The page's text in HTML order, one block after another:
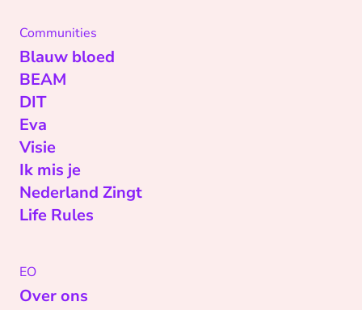
Communities
Blauw bloed
BEAM
DIT
Eva
Visie
Ik mis je
Nederland Zingt
Life Rules
EO
Over ons